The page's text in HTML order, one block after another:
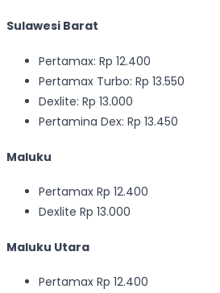
Sulawesi Barat
Pertamax: Rp 12.400
Pertamax Turbo: Rp 13.550
Dexlite: Rp 13.000
Pertamina Dex: Rp 13.450
Maluku
Pertamax Rp 12.400
Dexlite Rp 13.000
Maluku Utara
Pertamax Rp 12.400